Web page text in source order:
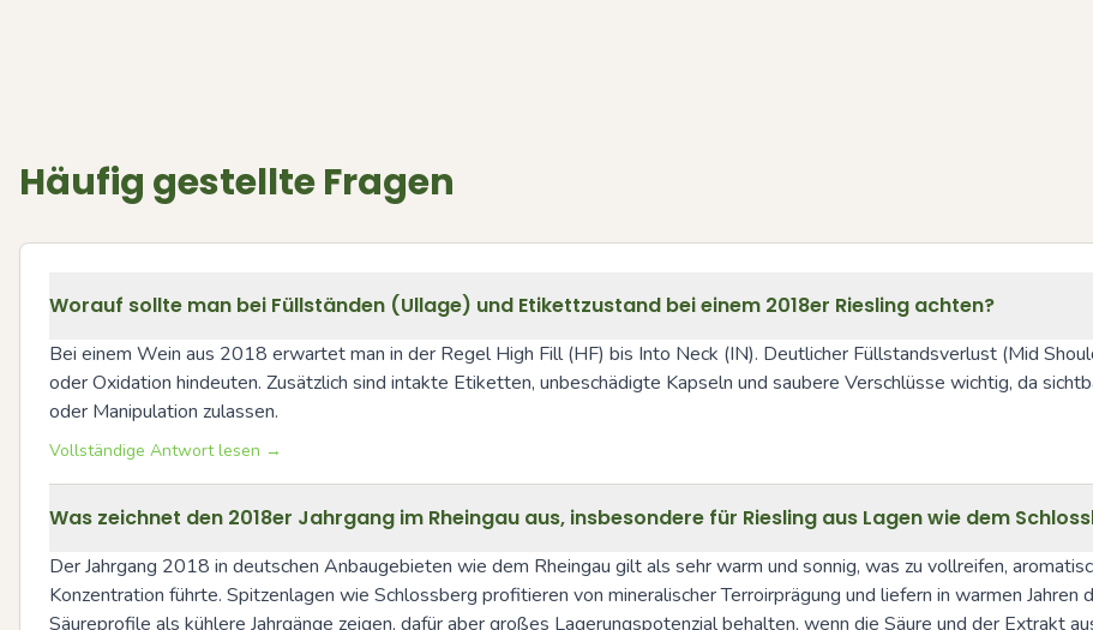
Häufig gestellte Fragen
Worauf sollte man bei Füllständen (Ullage) und Etikettzustand bei einem 2018er Riesling achten?
Bei einem Wein aus 2018 erwartet man in der Regel High Fill (HF) bis Into Neck (IN). Deutlicher Füllstandsverlust (Mid
oder Oxidation hindeuten. Zusätzlich sind intakte Etiketten, unbeschädigte Kapseln und saubere Verschlüsse wichtig, da
oder Manipulation zulassen.
Vollständige Antwort lesen →
Was zeichnet den 2018er Jahrgang im Rheingau aus, insbesondere für Riesling aus Lagen wie dem
Der Jahrgang 2018 in deutschen Anbaugebieten wie dem Rheingau gilt als sehr warm und sonnig, was zu vollreifen,
Konzentration führte. Spitzenlagen wie Schlossberg profitieren von mineralischer Terroirprägung und liefern in warmen
Säureprofile als kühlere Jahrgänge zeigen, dafür aber großes Lagerungspotenzial behalten, wenn die Säure und der Extrakt